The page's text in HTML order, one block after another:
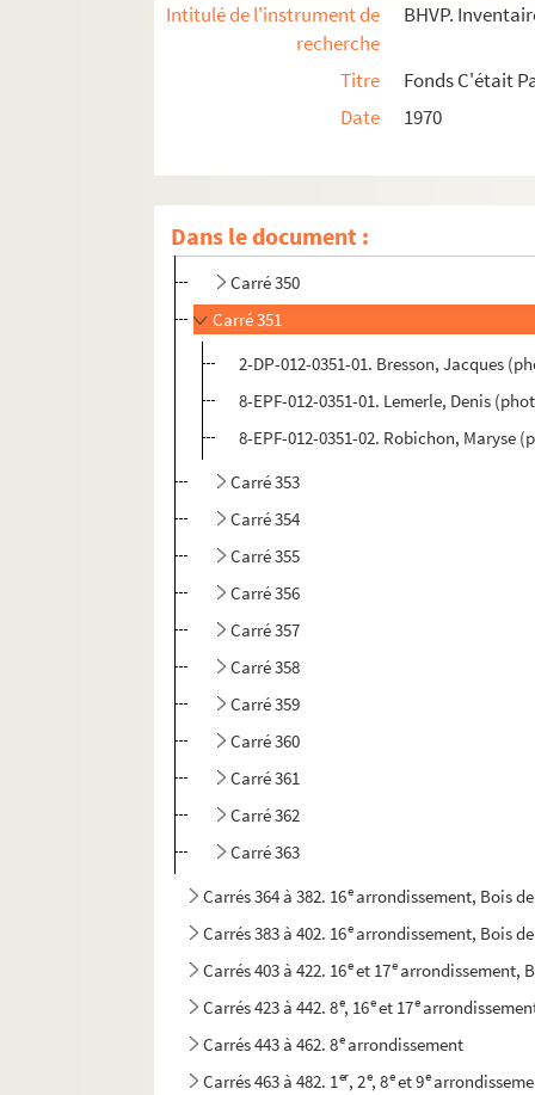
Intitulé de l'instrument de
recherche
BHVP.
Titre
Fonds C'était
Date
1970
Dans le document :
Carrés 341 à 346. 16earrondissement, Bois
arrondissement, Bois de
Carré 347
Carré 348
Carré 349
Carré 350
Carré 351
2-DP-012-0351-01. Bresson, Jacques
8-EPF-012-0351-01. Lemerle, Denis
8-EPF-012-0351-02. Robichon, Maryse
Carré 353
Carré 354
Carré 355
Carré 356
Carré 357
Carré 358
Carré 359
Carré 360
Carré 361
Carré 362
Carré 363
Carrés 364 à 382. 16earrondissement, Bois
Carrés 383 à 402. 16earrondissement, Bois
Carrés 403 à 422. 16eet 17earrondissement,
Carrés 423 à 442. 8e, 16eet 17e
Carrés 443 à 462. 8earrondissement
Carrés 463 à 482. 1er, 2e, 8eet 9e